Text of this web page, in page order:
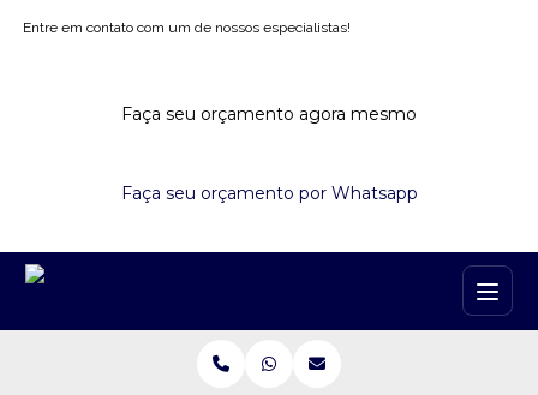
Entre em contato com um de nossos especialistas!
Faça seu orçamento agora mesmo
Faça seu orçamento por Whatsapp